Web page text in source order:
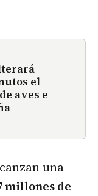
el
aves e
una
millones de